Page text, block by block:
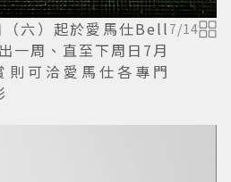
六）起於愛馬仕Bell
一周、直至下周日7月
可洽愛馬仕各專門
7/14